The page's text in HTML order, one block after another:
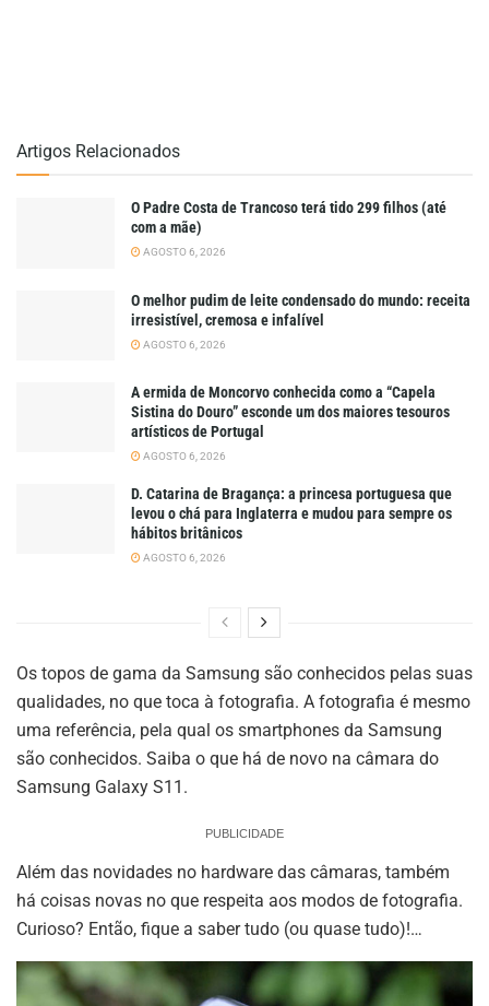
Artigos Relacionados
O Padre Costa de Trancoso terá tido 299 filhos (até
com a mãe)
AGOSTO 6, 2026
O melhor pudim de leite condensado do mundo: receita
irresistível, cremosa e infalível
AGOSTO 6, 2026
A ermida de Moncorvo conhecida como a “Capela
Sistina do Douro” esconde um dos maiores tesouros
artísticos de Portugal
AGOSTO 6, 2026
D. Catarina de Bragança: a princesa portuguesa que
levou o chá para Inglaterra e mudou para sempre os
hábitos britânicos
AGOSTO 6, 2026
Os topos de gama da Samsung são conhecidos pelas suas
qualidades, no que toca à fotografia. A fotografia é mesmo
uma referência, pela qual os smartphones da Samsung
são conhecidos. Saiba o que há de novo na câmara do
Samsung Galaxy S11.
PUBLICIDADE
Além das novidades no hardware das câmaras, também
há coisas novas no que respeita aos modos de fotografia.
Curioso? Então, fique a saber tudo (ou quase tudo)!…